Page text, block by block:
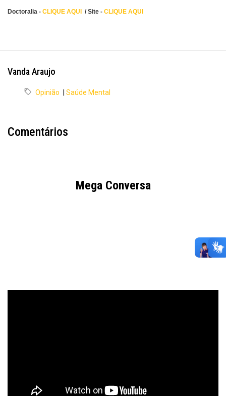
Doctoralia - CLIQUE AQUI / Site - CLIQUE AQUI
Vanda Araujo
Opinião Saúde Mental
Comentários
Mega Conversa